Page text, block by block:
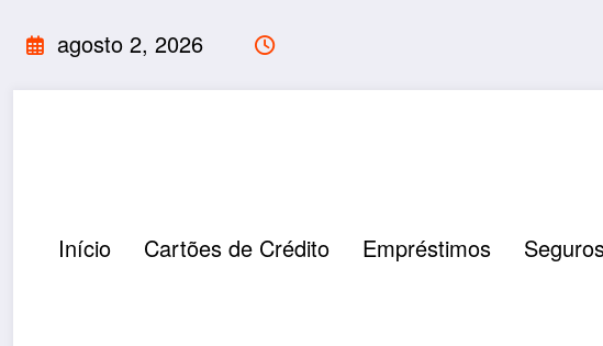
para
conteúdo
agosto 2, 2026
Início Cartões de Crédito Empréstimos